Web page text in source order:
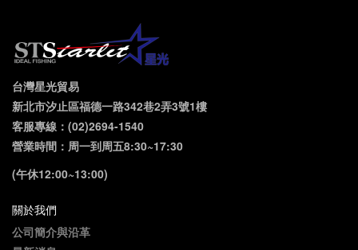
台灣星光貿易
新北市汐止區福德一路342巷2弄3號1樓
客服專線：(02)2694-1540
營業時間：周一到周五8:30~17:30
(午休12:00~13:00)
關於我們
公司簡介與沿革